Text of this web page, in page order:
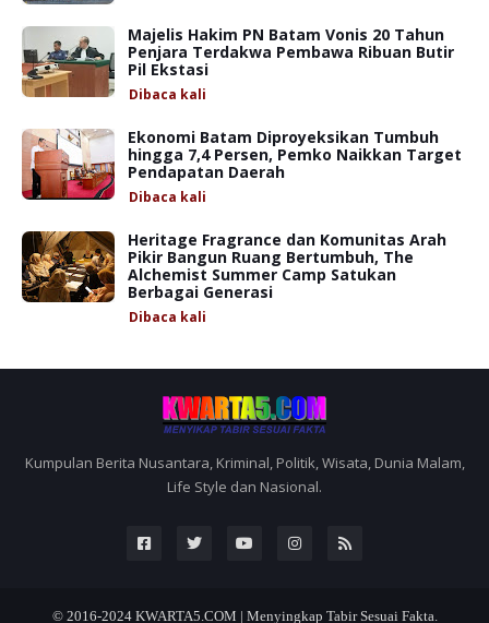
Majelis Hakim PN Batam Vonis 20 Tahun
Penjara Terdakwa Pembawa Ribuan Butir
Pil Ekstasi
Dibaca kali
Ekonomi Batam Diproyeksikan Tumbuh
hingga 7,4 Persen, Pemko Naikkan Target
Pendapatan Daerah
Dibaca kali
Heritage Fragrance dan Komunitas Arah
Pikir Bangun Ruang Bertumbuh, The
Alchemist Summer Camp Satukan
Berbagai Generasi
Dibaca kali
Kumpulan Berita Nusantara, Kriminal, Politik, Wisata, Dunia Malam,
Life Style dan Nasional.
© 2016-2024 KWARTA5.COM | Menyingkap Tabir Sesuai Fakta.